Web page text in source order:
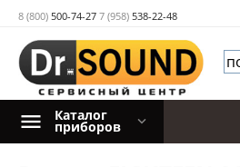
8 (800) 500-74-27 7 (958) 538-22-48
Каталог
приборов